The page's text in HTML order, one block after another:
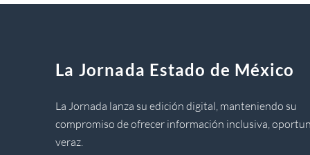
La Jornada Estado de México
La Jornada lanza su edición digital, manteniendo su
compromiso de ofrecer información inclusiva,
veraz.